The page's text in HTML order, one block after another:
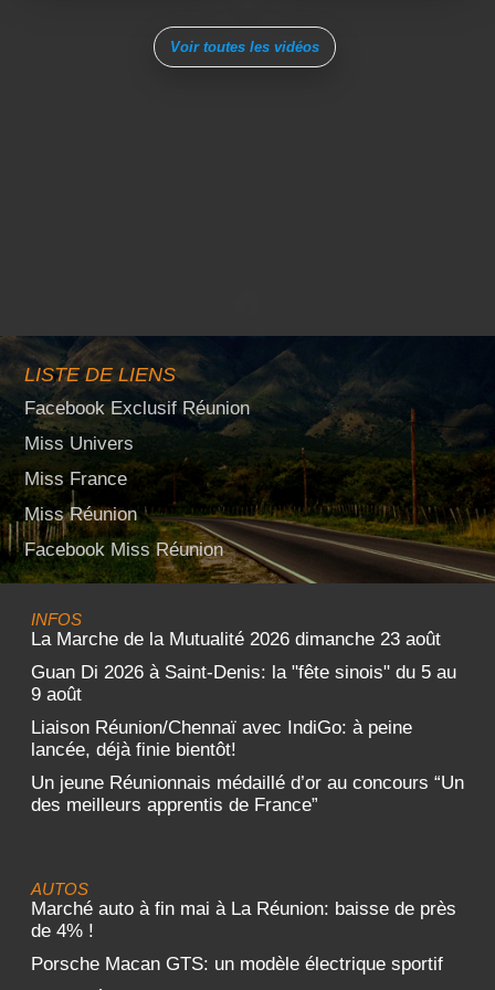
Voir toutes les vidéos
LISTE DE LIENS
Facebook Exclusif Réunion
Miss Univers
Miss France
Miss Réunion
Facebook Miss Réunion
INFOS
La Marche de la Mutualité 2026 dimanche 23 août
Guan Di 2026 à Saint-Denis: la "fête sinois" du 5 au
9 août
Liaison Réunion/Chennaï avec IndiGo: à peine
lancée, déjà finie bientôt!
Un jeune Réunionnais médaillé d’or au concours “Un
des meilleurs apprentis de France”
AUTOS
Marché auto à fin mai à La Réunion: baisse de près
de 4% !
Porsche Macan GTS: un modèle électrique sportif